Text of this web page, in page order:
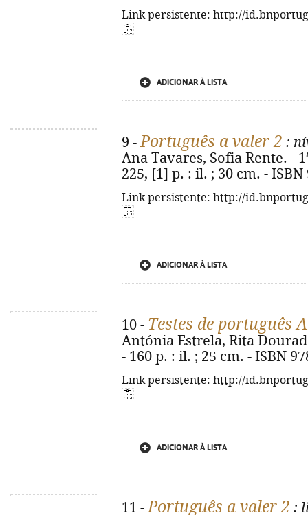
Link persistente: http://
ADICIONAR À LISTA
9 -Português a valer 2 :
Ana Tavares, Sofia Rente. -
225, [1] p. : il. ; 30 cm. - ISBN
Link persistente: http://
ADICIONAR À LISTA
10 - Testes de português
Antónia Estrela, Rita
- 160 p. : il. ; 25 cm. - ISBN
Link persistente: http://
ADICIONAR À LISTA
11 -Português a valer 2 :